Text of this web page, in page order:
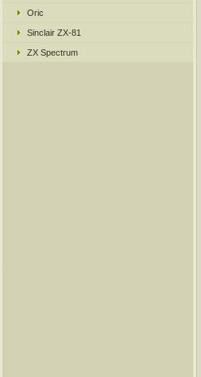
Oric
Sinclair ZX-81
ZX Spectrum